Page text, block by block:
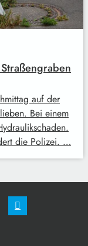
auf der
Bei einem
die Polizei. …